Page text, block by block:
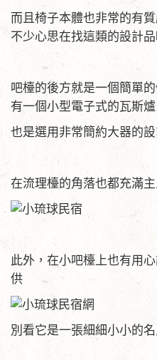
而且椅子本體也非常的有
不少心思在找這類的設計品
吧檯的後方就是一個簡單
有一個小型電子式的瓦斯爐
也是選用非常簡約大器的設
在流理檯的角落也都充滿主
此外，在小吧檯上也有用
供
別看它是一張細細小小的